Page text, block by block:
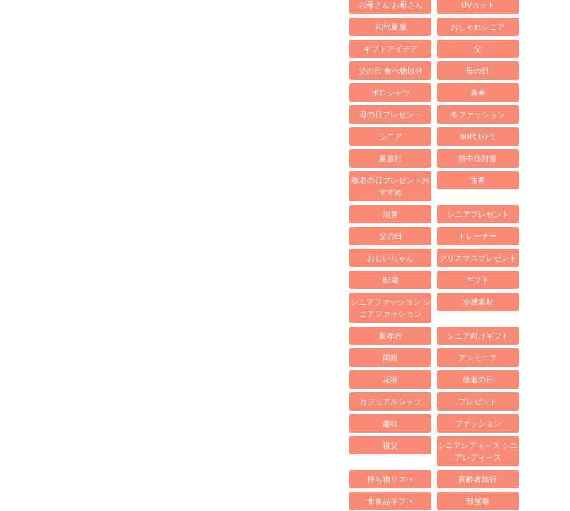
お母さん お母さん UVカット
70代夏服 おしゃれシニア
ギフトアイデア 父
父の日 食べ物以外 母の日
ポロシャツ 喜寿
母の日プレゼント 冬ファッション
シニア 80代 80代
夏旅行 熱中症対策
敬老の日プレゼントお
すすめ
古希
消臭 シニアプレゼント
父の日 トレーナー
おじいちゃん クリスマスプレゼント
88歳 ギフト
シニアファッション シ
ニアファッション
冷感素材
親孝行 シニア向けギフト
両親 アンモニア
花柄 敬老の日
カジュアルシャツ プレゼント
趣味 ファッション
祖父
シニアレディース シニ
アレディース
持ち物リスト 高齢者旅行
非食品ギフト 部屋着